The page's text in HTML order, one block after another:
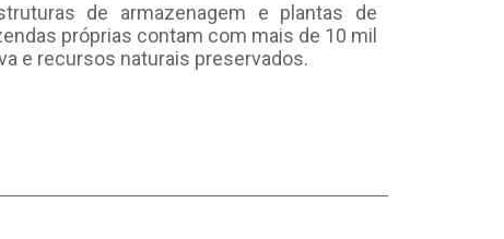
de armazenagem e plantas de
próprias contam com mais de 10 mil
e recursos naturais preservados.